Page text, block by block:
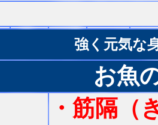
強く元気な
お魚
・筋隔（